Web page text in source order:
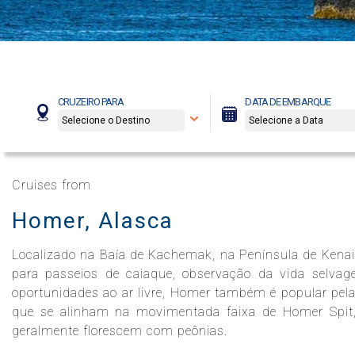
Boundless℠
Constellation®
Eclipse®
Edge®
e Fitness
Day at CocoCay
CRUZEIRO PARA DATA DE EMBARQUE
Cruises from
Homer, Alasca
Localizado na Baía de Kachemak, na Península de
para passeios de caiaque, observação da vida
oportunidades ao ar livre, Homer também é popular
que se alinham na movimentada faixa de Homer
geralmente florescem com peônias.